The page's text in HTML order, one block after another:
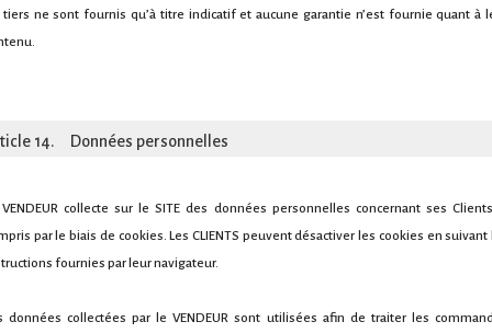
tiers ne sont fournis qu’à titre indicatif et aucune garantie n’est fournie quant à
14. Données personnelles
VENDEUR collecte sur le SITE des données personnelles concernant ses
par le biais de cookies. Les CLIENTS peuvent désactiver les cookies en suivant
fournies par leur navigateur.
données collectées par le VENDEUR sont utilisées afin de traiter les